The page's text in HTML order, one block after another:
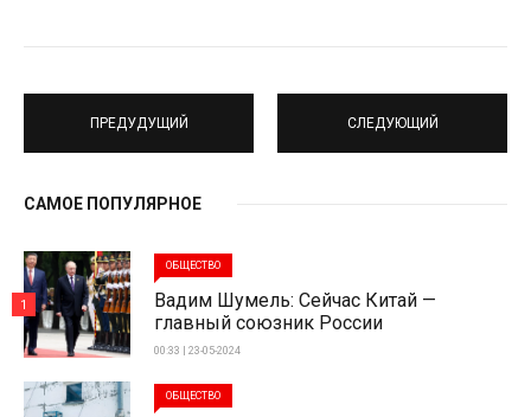
ПРЕДУДУЩИЙ СЛЕДУЮЩИЙ
САМОЕ ПОПУЛЯРНОЕ
ОБЩЕСТВО
Вадим Шумель: Сейчас Китай —
главный союзник России
00:33 | 23-05-2024
1
ОБЩЕСТВО